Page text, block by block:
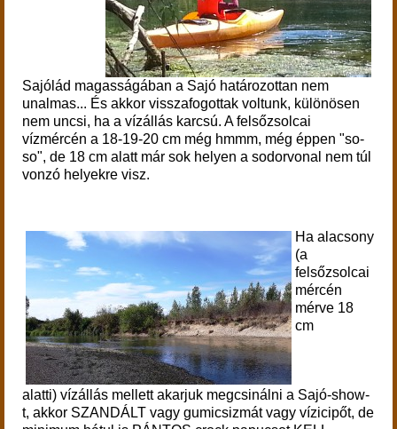
Sajólád magasságában a Sajó határozottan nem
unalmas... És akkor visszafogottak voltunk, különösen
nem uncsi, ha a vízállás karcsú. A felsőzsolcai
vízmércén a 18-19-20 cm még hmmm, még éppen "so-
so", de 18 cm alatt már sok helyen a sodorvonal nem túl
vonzó helyekre visz.
Ha alacsony
(a
felsőzsolcai
mércén
mérve 18
cm
alatti) vízállás mellett akarjuk megcsinálni a Sajó-show-
t, akkor SZANDÁLT vagy gumicsizmát vagy vízicipőt, de